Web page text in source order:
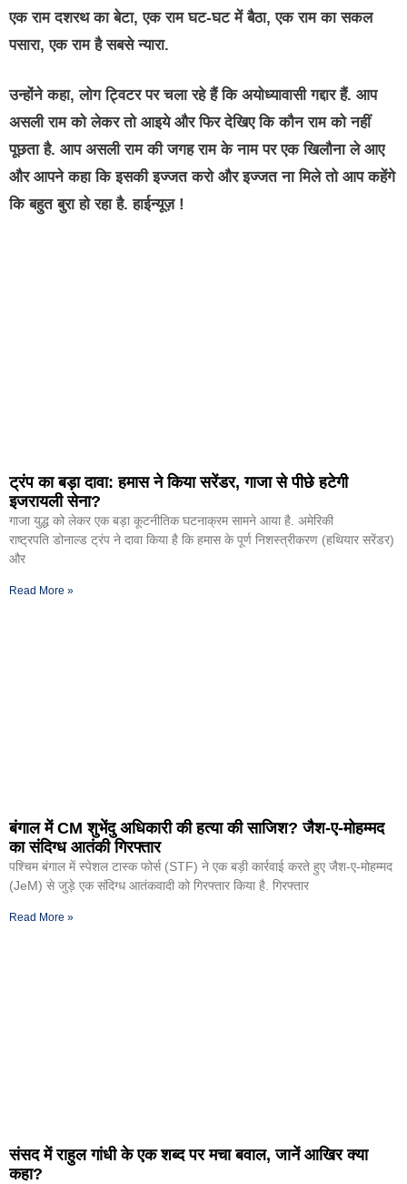
एक राम दशरथ का बेटा, एक राम घट-घट में बैठा, एक राम का सकल
पसारा, एक राम है सबसे न्यारा.
उन्होंने कहा, लोग ट्विटर पर चला रहे हैं कि अयोध्यावासी गद्दार हैं. आप
असली राम को लेकर तो आइये और फिर देखिए कि कौन राम को नहीं
पूछता है. आप असली राम की जगह राम के नाम पर एक खिलौना ले आए
और आपने कहा कि इसकी इज्जत करो और इज्जत ना मिले तो आप कहेंगे
कि बहुत बुरा हो रहा है. हाईन्यूज़ !
ट्रंप का बड़ा दावा: हमास ने किया सरेंडर, गाजा से पीछे हटेगी
इजरायली सेना?
गाजा युद्ध को लेकर एक बड़ा कूटनीतिक घटनाक्रम सामने आया है. अमेरिकी
राष्ट्रपति डोनाल्ड ट्रंप ने दावा किया है कि हमास के पूर्ण निशस्त्रीकरण (हथियार सरेंडर)
और
Read More »
बंगाल में CM शुभेंदु अधिकारी की हत्या की साजिश? जैश-ए-मोहम्मद
का संदिग्ध आतंकी गिरफ्तार
पश्चिम बंगाल में स्पेशल टास्क फोर्स (STF) ने एक बड़ी कार्रवाई करते हुए जैश-ए-मोहम्मद
(JeM) से जुड़े एक संदिग्ध आतंकवादी को गिरफ्तार किया है. गिरफ्तार
Read More »
संसद में राहुल गांधी के एक शब्द पर मचा बवाल, जानें आखिर क्या
कहा?